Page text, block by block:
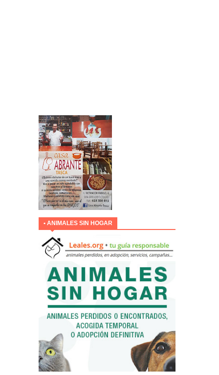
• ANIMALES SIN HOGAR